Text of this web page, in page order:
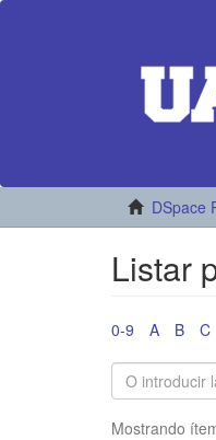
DSpace
Listar
0-9 A B C
Mostrando